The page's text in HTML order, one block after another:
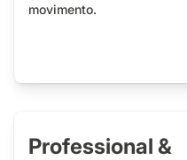
movimento.
Professional &